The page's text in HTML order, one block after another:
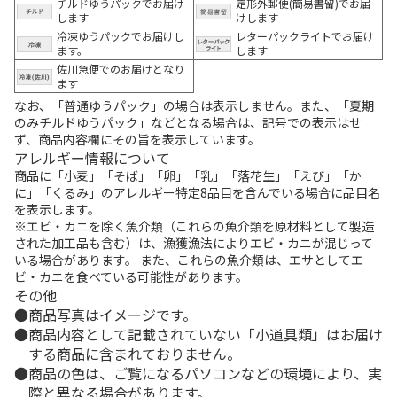
します
けします
冷凍ゆうパックでお届けし
ます。
レターパックライトでお届け
します
佐川急便でのお届けとなり
ます
なお、「普通ゆうパック」の場合は表示しません。また、「夏期
のみチルドゆうパック」などとなる場合は、記号での表示はせ
ず、商品内容欄にその旨を表示しています。
アレルギー情報について
商品に「小麦」「そば」「卵」「乳」「落花生」「えび」「か
に」「くるみ」のアレルギー特定8品目を含んでいる場合に品目名
を表示します。
※エビ・カニを除く魚介類（これらの魚介類を原材料として製造
された加工品も含む）は、漁獲漁法によりエビ・カニが混じって
いる場合があります。 また、これらの魚介類は、エサとしてエ
ビ・カニを食べている可能性があります。
その他
商品写真はイメージです。
商品内容として記載されていない「小道具類」はお届け
する商品に含まれておりません。
商品の色は、ご覧になるパソコンなどの環境により、実
際と異なる場合があります。